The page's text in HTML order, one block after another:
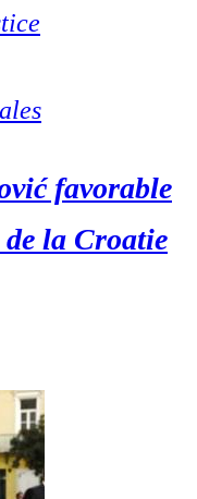
favorable
la Croatie